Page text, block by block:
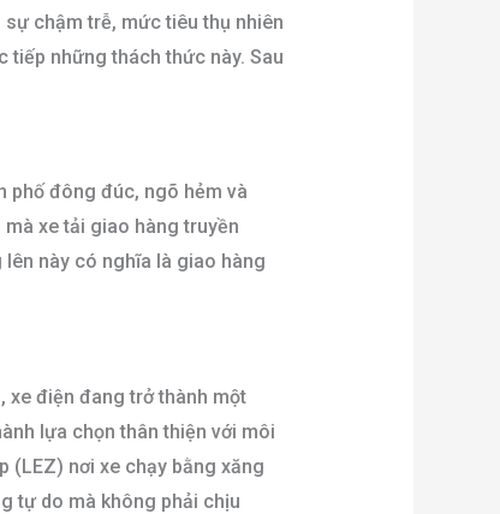
chậm trễ, mức tiêu thụ nhiên
tiếp những thách thức này. Sau
phố đông đúc, ngõ hẻm và
xe tải giao hàng truyền
này có nghĩa là giao hàng
xe điện đang trở thành một
lựa chọn thân thiện với môi
(LEZ) nơi xe chạy bằng xăng
tự do mà không phải chịu